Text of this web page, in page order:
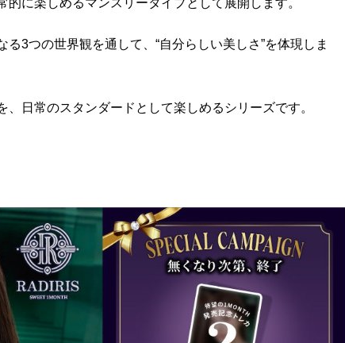
に楽しめるマンスリータイプとして展開します。
3つの世界観を通して、“自分らしい美しさ”を体現しま
日常のスタンダードとして楽しめるシリーズです。